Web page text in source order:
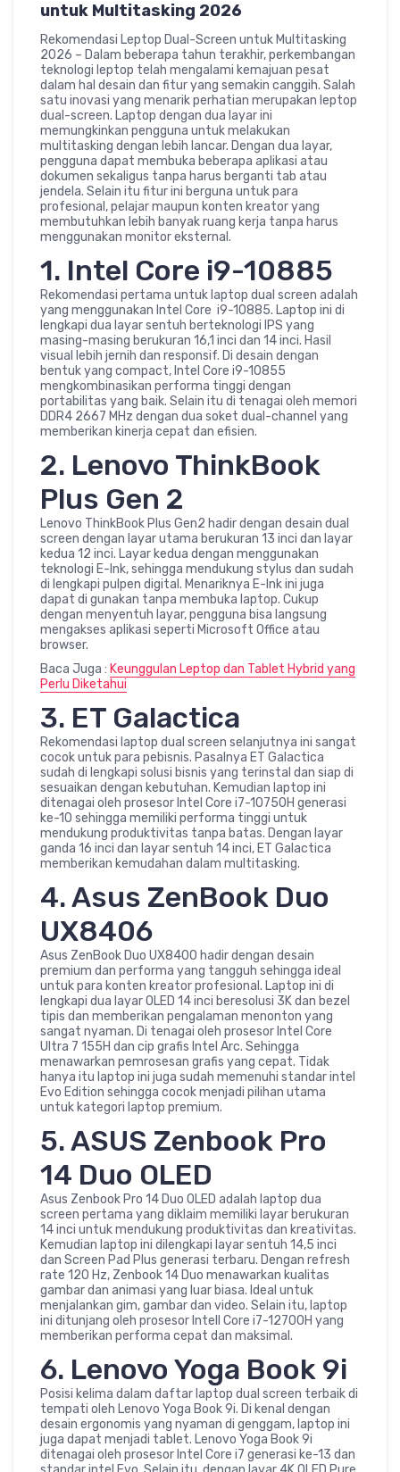
untuk Multitasking 2026
Rekomendasi Leptop Dual-Screen untuk Multitasking
2026 – Dalam beberapa tahun terakhir, perkembangan
teknologi leptop telah mengalami kemajuan pesat
dalam hal desain dan fitur yang semakin canggih. Salah
satu inovasi yang menarik perhatian merupakan leptop
dual-screen. Laptop dengan dua layar ini
memungkinkan pengguna untuk melakukan
multitasking dengan lebih lancar. Dengan dua layar,
pengguna dapat membuka beberapa aplikasi atau
dokumen sekaligus tanpa harus berganti tab atau
jendela. Selain itu fitur ini berguna untuk para
profesional, pelajar maupun konten kreator yang
membutuhkan lebih banyak ruang kerja tanpa harus
menggunakan monitor eksternal.
1. Intel Core i9-10885
Rekomendasi pertama untuk laptop dual screen adalah
yang menggunakan Intel Core i9-10885. Laptop ini di
lengkapi dua layar sentuh berteknologi IPS yang
masing-masing berukuran 16,1 inci dan 14 inci. Hasil
visual lebih jernih dan responsif. Di desain dengan
bentuk yang compact, Intel Core i9-10855
mengkombinasikan performa tinggi dengan
portabilitas yang baik. Selain itu di tenagai oleh memori
DDR4 2667 MHz dengan dua soket dual-channel yang
memberikan kinerja cepat dan efisien.
2. Lenovo ThinkBook
Plus Gen 2
Lenovo ThinkBook Plus Gen2 hadir dengan desain dual
screen dengan layar utama berukuran 13 inci dan layar
kedua 12 inci. Layar kedua dengan menggunakan
teknologi E-Ink, sehingga mendukung stylus dan sudah
di lengkapi pulpen digital. Menariknya E-Ink ini juga
dapat di gunakan tanpa membuka laptop. Cukup
dengan menyentuh layar, pengguna bisa langsung
mengakses aplikasi seperti Microsoft Office atau
browser.
Baca Juga : Keunggulan Leptop dan Tablet Hybrid yang
Perlu Diketahui
3. ET Galactica
Rekomendasi laptop dual screen selanjutnya ini sangat
cocok untuk para pebisnis. Pasalnya ET Galactica
sudah di lengkapi solusi bisnis yang terinstal dan siap di
sesuaikan dengan kebutuhan. Kemudian laptop ini
ditenagai oleh prosesor Intel Core i7-10750H generasi
ke-10 sehingga memiliki performa tinggi untuk
mendukung produktivitas tanpa batas. Dengan layar
ganda 16 inci dan layar sentuh 14 inci, ET Galactica
memberikan kemudahan dalam multitasking.
4. Asus ZenBook Duo
UX8406
Asus ZenBook Duo UX8400 hadir dengan desain
premium dan performa yang tangguh sehingga ideal
untuk para konten kreator profesional. Laptop ini di
lengkapi dua layar OLED 14 inci beresolusi 3K dan bezel
tipis dan memberikan pengalaman menonton yang
sangat nyaman. Di tenagai oleh prosesor Intel Core
Ultra 7 155H dan cip grafis Intel Arc. Sehingga
menawarkan pemrosesan grafis yang cepat. Tidak
hanya itu laptop ini juga sudah memenuhi standar intel
Evo Edition sehingga cocok menjadi pilihan utama
untuk kategori laptop premium.
5. ASUS Zenbook Pro
14 Duo OLED
Asus Zenbook Pro 14 Duo OLED adalah laptop dua
screen pertama yang diklaim memiliki layar berukuran
14 inci untuk mendukung produktivitas dan kreativitas.
Kemudian laptop ini dilengkapi layar sentuh 14,5 inci
dan Screen Pad Plus generasi terbaru. Dengan refresh
rate 120 Hz, Zenbook 14 Duo menawarkan kualitas
gambar dan animasi yang luar biasa. Ideal untuk
menjalankan gim, gambar dan video. Selain itu, laptop
ini ditunjang oleh prosesor Intell Core i7-12700H yang
memberikan performa cepat dan maksimal.
6. Lenovo Yoga Book 9i
Posisi kelima dalam daftar laptop dual screen terbaik di
tempati oleh Lenovo Yoga Book 9i. Di kenal dengan
desain ergonomis yang nyaman di genggam, laptop ini
juga dapat menjadi tablet. Lenovo Yoga Book 9i
ditenagai oleh prosesor Intel Core i7 generasi ke-13 dan